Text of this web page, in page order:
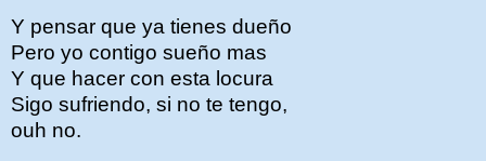
Y pensar que ya tienes dueño
Pero yo contigo sueño mas
Y que hacer con esta locura
Sigo sufriendo, si no te tengo,
ouh no.